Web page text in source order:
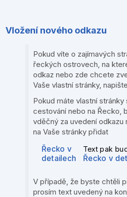
Vložení nového odkazu
Pokud víte o zajímavých
řeckých ostrovech, na
odkaz nebo zde chcete
Vaše vlastní stránky,
Pokud máte vlastní stránky
cestování nebo na Řecko,
vděčný za uvedení odkazu
na Vaše stránky přidat
Řecko v
detailech
Text pak
Řecko v
V případě, že byste chtěli
prosím text uvedený na